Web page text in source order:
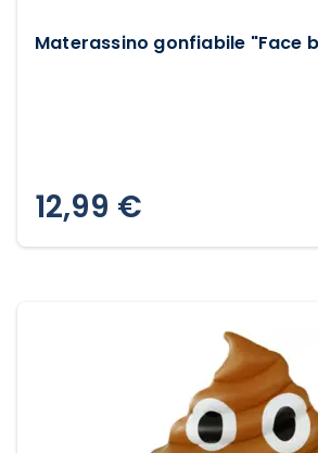
Materassino gonfiabile "Face
12,99 €